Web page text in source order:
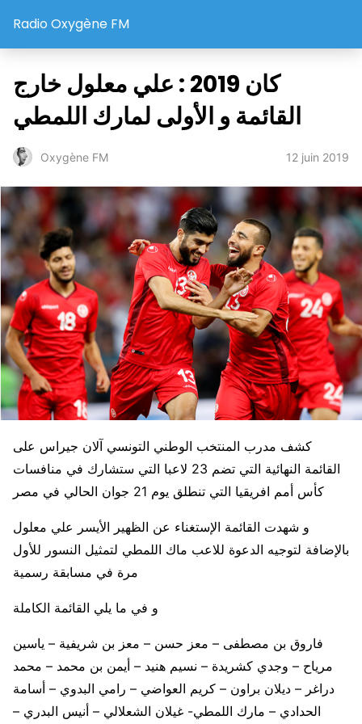
Radio Oxygène FM
كان 2019 : علي معلول خارج
القائمة و الأولى لمارك اللمطي
Oxygène FM 12 juin 2019
كشف مدرب المنتخب الوطني التونسي آلان جيراس على
القائمة النهائية التي تضم 23 لاعبا التي ستشارك في منافسات
كأس أمم افريقيا التي تنطلق يوم 21 جوان الحالي في مصر
و شهدت القائمة الإستغناء عن الظهير الأيسر علي معلول
بالإضافة لتوجيه الدعوة للاعب ماك اللمطي لتمثيل النسور للأول
مرة في مسابقة رسمية
و في ما يلي القائمة الكاملة
فاروق بن مصطفى – معز حسن – معز بن شريفية – ياسين
مرياح – وجدي كشريدة – نسيم هنيد – أيمن بن محمد – محمد
دراغر – ديلان براون – كريم العواضي – رامي البدوي – أسامة
الحدادي – مارك اللمطي- غيلان الشعلالي – أنيس البدري –